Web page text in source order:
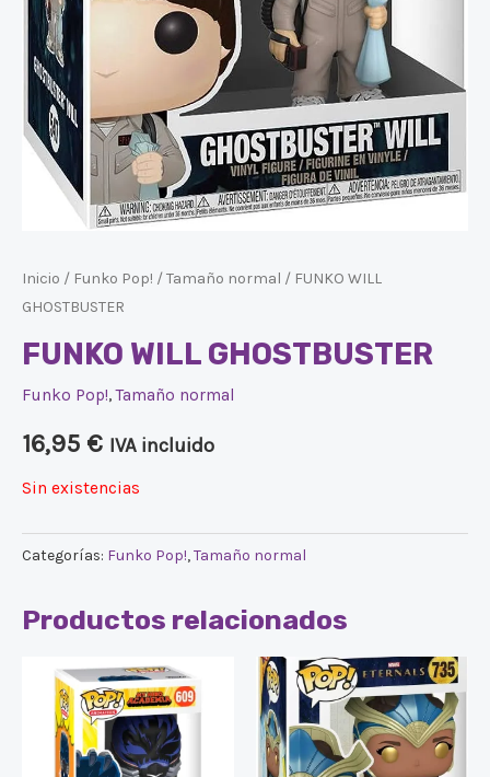
Inicio / Funko Pop! /Tamaño normal / FUNKO WILL
GHOSTBUSTER
FUNKO WILL GHOSTBUSTER
Funko Pop!,Tamaño normal
16,95 € IVA incluido
Sin existencias
Categorías: Funko Pop!,Tamaño normal
Productos relacionados